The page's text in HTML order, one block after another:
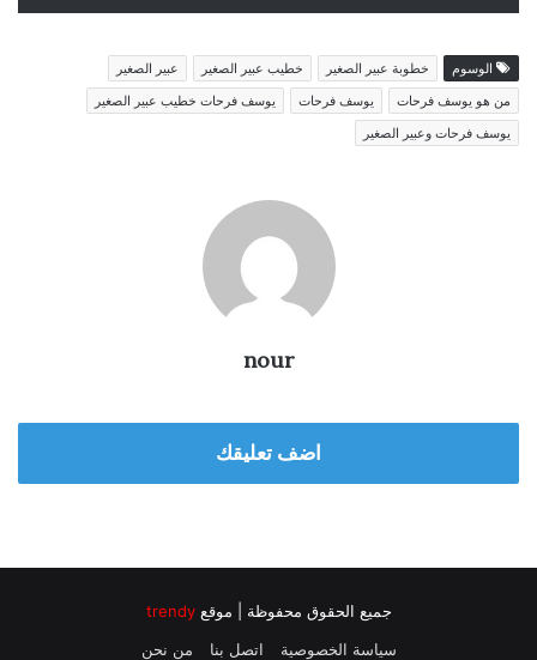
الوسوم خطوبة عبير الصغير خطيب عبير الصغير
عبير الصغير
من هو يوسف فرحات
يوسف فرحات
يوسف فرحات خطيب عبير الصغير
يوسف فرحات وعبير الصغير
nour
اضف تعليقك
جميع الحقوق محفوظة | موقع trendy
سياسة الخصوصية
اتصل بنا من نحن